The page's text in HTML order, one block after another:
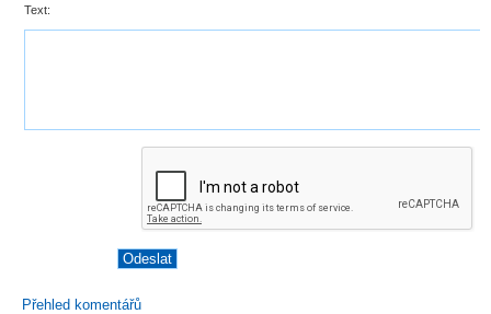
Text:
Přehled komentářů